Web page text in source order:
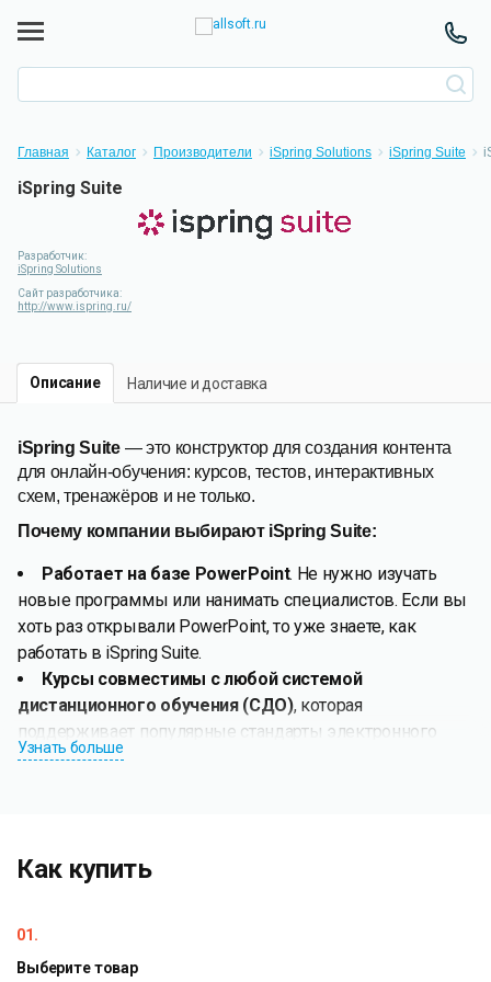
Главная Каталог Производители iSpring Solutions iSpring Suite
iSpring Suite
Разработчик:
iSpring Solutions
Сайт разработчика:
http://www.ispring.ru/
Описание Наличие и доставка
iSpring Suite— это конструктор для создания контента
для онлайн-обучения: курсов, тестов, интерактивных
схем, тренажёров и не только.
Почему компании выбирают iSpring Suite:
Работает на базе PowerPoint. Не нужно изучать
новые программы или нанимать специалистов. Если вы
хоть раз открывали PowerPoint, то уже знаете, как
работать в iSpring Suite.
Курсы совместимы с любой системой
дистанционного обучения (СДО), которая
поддерживает популярные стандарты электронного
обучения: SCORM 1.2 и 2004, AICC, xAPI (Tin Can), HTML5 и
заданий с перетаскиванием элементов, построением
последовательностей или выбором точки на
баллов, время на прохождение теста, количество
Узнать больше
Как купить
01.
Выберите товар